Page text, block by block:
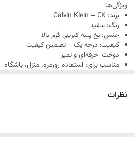
احساس ناراحتی ایجاد کند.
ویژگی‌ها
برند: Calvin Klein – CK
رنگ: سفید
جنس: نخ پنبه کبریتی گرم بالا
کیفیت: درجه یک – تضمین کیفیت
دوخت: حرفه‌ای و تمیز
مناسب برای: استفاده روزمره، منزل، باشگاه
سایزبندی کامل: M – L – XL – 2XL – 3XL
نظرات